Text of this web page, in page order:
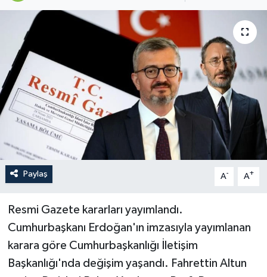
Paylaş A- A+
Resmi Gazete kararları yayımlandı.
Cumhurbaşkanı Erdoğan'ın imzasıyla yayımlanan
karara göre Cumhurbaşkanlığı İletişim
Başkanlığı'nda değişim yaşandı. Fahrettin Altun